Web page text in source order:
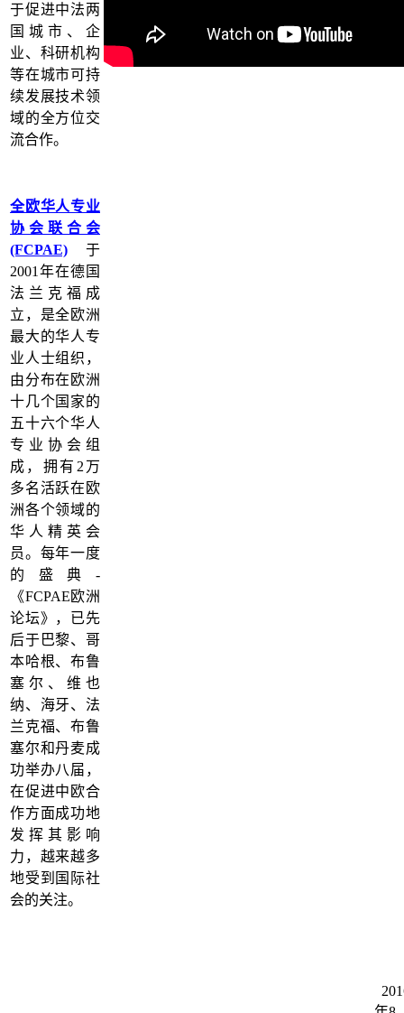
于促进中法两
国城市、企
业、科研机构
等在城市可持
续发展技术领
域的全方位交
流合作。
全欧华人专业
协会联合会
(FCPAE) 于
2001年在德国
法兰克福成
立，是全欧洲
最大的华人专
业人士组织，
由分布在欧洲
十几个国家的
五十六个华人
专业协会组
成，拥有2万
多名活跃在欧
洲各个领域的
华人精英会
员。每年一度
的盛典-
《FCPAE欧洲
论坛》，已先
后于巴黎、哥
本哈根、布鲁
塞尔、维也
纳、海牙、法
兰克福、布鲁
塞尔和丹麦成
功举办八届，
在促进中欧合
作方面成功地
发挥其影响
力，越来越多
地受到国际社
会的关注。